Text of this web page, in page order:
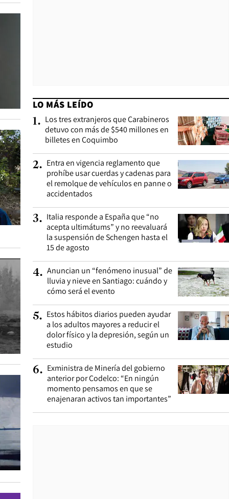
LO MÁS LEÍDO
1. Los tres extranjeros que Carabineros
detuvo con más de $540 millones en
billetes en Coquimbo
2. Entra en vigencia reglamento que
prohíbe usar cuerdas y cadenas para
el remolque de vehículos en panne o
accidentados
3. Italia responde a España que “no
acepta ultimátums” y no reevaluará
la suspensión de Schengen hasta el
15 de agosto
4. Anuncian un “fenómeno inusual” de
lluvia y nieve en Santiago: cuándo y
cómo será el evento
5. Estos hábitos diarios pueden ayudar
a los adultos mayores a reducir el
dolor físico y la depresión, según un
estudio
6. Exministra de Minería del gobierno
anterior por Codelco: “En ningún
momento pensamos en que se
enajenaran activos tan importantes”